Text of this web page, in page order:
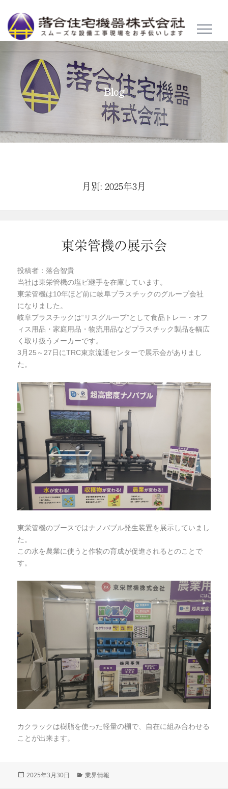
Blog
月別: 2025年3月
東栄管機の展示会
投稿者：落合智貴
当社は東栄管機の塩ビ継手を在庫しています。
東栄管機は10年ほど前に岐阜プラスチックのグループ会社
になりました。
岐阜プラスチックは“リスグループ”として食品トレー・オフ
ィス用品・家庭用品・物流用品などプラスチック製品を幅広
く取り扱うメーカーです。
3月25～27日にTRC東京流通センターで展示会がありまし
た。
東栄管機のブースではナノバブル発生装置を展示していまし
た。
この水を農業に使うと作物の育成が促進されるとのことで
す。
カクラックは樹脂を使った軽量の棚で、自在に組み合わせる
ことが出来ます。
投
2025年3月30日
カ
業界情報